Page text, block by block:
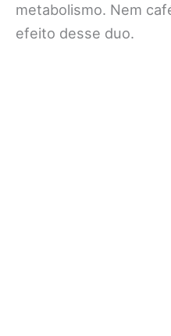
metabolismo. Nem
efeito desse duo.